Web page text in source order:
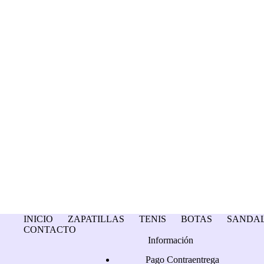
INICIO ZAPATILLAS TENIS BOTAS
CONTACTO
Información
Pago Contraentrega